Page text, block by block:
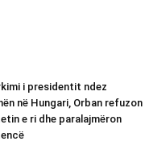
i presidentit ndez
në Hungari, Orban refuzon
e ri dhe paralajmëron